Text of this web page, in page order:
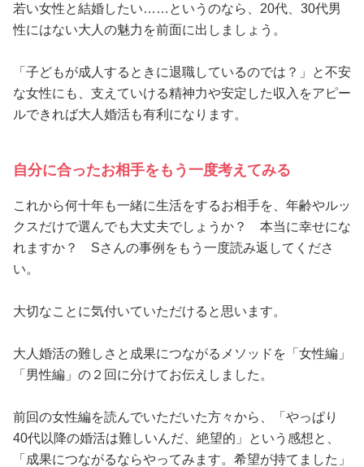
若い女性と結婚したい……というのなら、20代、30代男
性にはない大人の魅力を前面に出しましょう。
「子どもが成人するときに退職しているのでは？」と不安
な女性にも、支えていける精神力や安定した収入をアピー
ルできれば大人婚活も有利になります。
自分に合ったお相手をもう一度考えてみる
これから何十年も一緒に生活をするお相手を、年齢やルッ
クスだけで選んでも大丈夫でしょうか？ 本当に幸せにな
れますか？ Sさんの事例をもう一度読み返してくださ
い。
大切なことに気付いていただけると思います。
大人婚活の難しさと成果につながるメソッドを「女性編」
「男性編」の２回に分けてお伝えしました。
前回の女性編を読んでいただいた方々から、「やっぱり
40代以降の婚活は難しいんだ、絶望的」という感想と、
「成果につながるならやってみます。希望が持てました」